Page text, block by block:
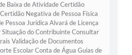
Baixa de Atividade Certidão
Negativa de Pessoa Física
Pessoa Jurídica Alvará de Licença
do Contribuinte Consultar
Validação de Documentos
Escolar Conta de Água Guias de